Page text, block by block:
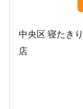
中央区 寝たき
店